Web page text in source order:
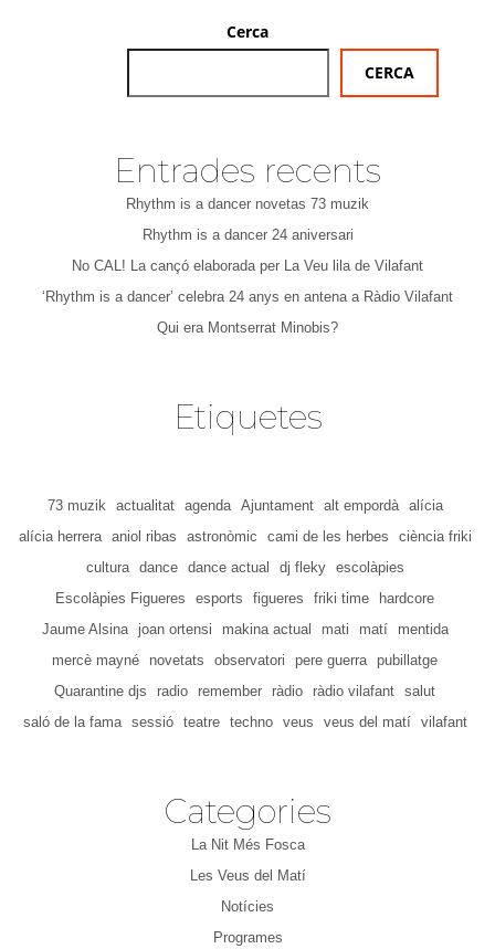
Cerca
CERCA
Entrades recents
Rhythm is a dancer novetas 73 muzik
Rhythm is a dancer 24 aniversari
No CAL! La cançó elaborada per La Veu lila de Vilafant
‘Rhythm is a dancer’ celebra 24 anys en antena a Ràdio Vilafant
Qui era Montserrat Minobis?
Etiquetes
73 muzik actualitat agenda Ajuntament alt empordà
alícia
alícia herrera
aniol ribas astronòmic cami de les herbes
ciència friki
cultura
dance dance actual dj fleky
escolàpies
Escolàpies Figueres
esports figueres friki time
hardcore
Jaume Alsina
joan ortensi makina actual mati matí
mentida
mercè mayné
novetats observatori pere guerra pubillatge
Quarantine djs
radio remember ràdio ràdio vilafant salut
saló de la fama
sessió teatre techno veus veus del matí vilafant
Categories
La Nit Més Fosca
Les Veus del Matí
Notícies
Programes